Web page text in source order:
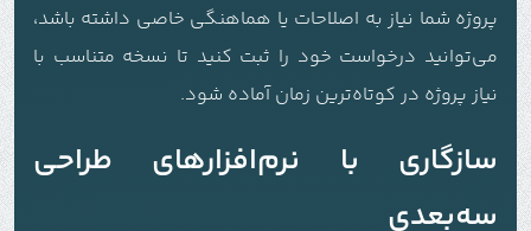
پروژه شما نیاز به اصلاحات یا هماهنگی خاصی داشته باشد،
می‌توانید درخواست خود را ثبت کنید تا نسخه متناسب با
نیاز پروژه در کوتاه‌ترین زمان آماده شود.
سازگاری با نرم‌افزارهای طراحی
سه‌بعدی